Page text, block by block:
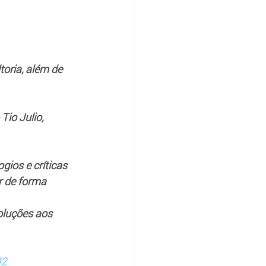
além de
Julio,
e críticas
de forma
aos